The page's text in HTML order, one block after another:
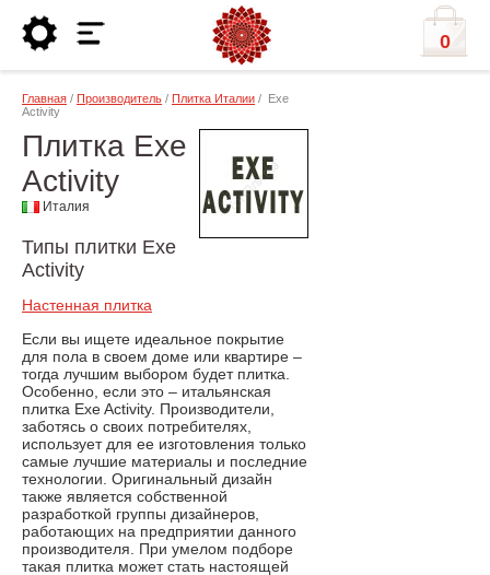
0
Главная / Производитель / Плитка Италии / Exe
Activity
Плитка Exe
Activity
Италия
Типы плитки Exe
Activity
Настенная плитка
Если вы ищете идеальное покрытие
для пола в своем доме или квартире –
тогда лучшим выбором будет плитка.
Особенно, если это – итальянская
плитка Exe Activity. Производители,
заботясь о своих потребителях,
использует для ее изготовления только
самые лучшие материалы и последние
технологии. Оригинальный дизайн
также является собственной
разработкой группы дизайнеров,
работающих на предприятии данного
производителя. При умелом подборе
такая плитка может стать настоящей